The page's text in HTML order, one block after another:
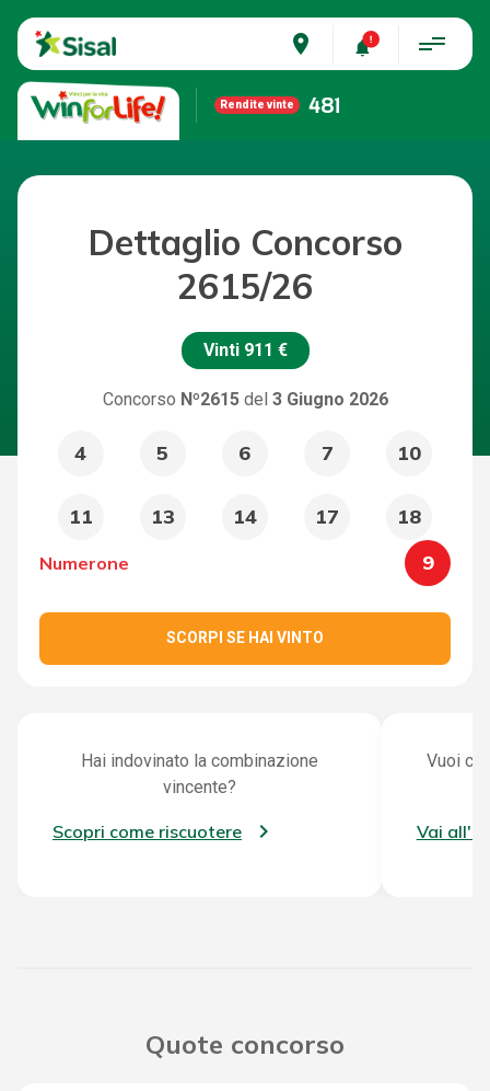
place
Rendite vinte 481
Dettaglio Concorso
2615/26
Vinti 911 €
Concorso Nº2615del 3 Giugno 2026
4 5 6 7 10
11 13 14 17 18
Numerone 9
SCORPI SE HAI VINTO
Hai indovinato la combinazione
vincente?
Scopri come riscuotere
Vuoi
Vai
Quote concorso